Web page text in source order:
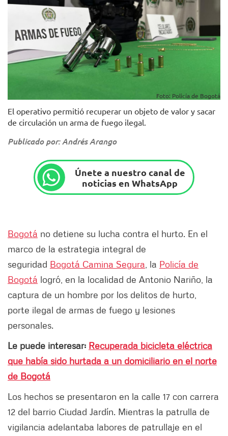
Foto: Policía de Bogotá
El operativo permitió recuperar un objeto de valor y sacar
de circulación un arma de fuego ilegal.
Publicado por: Andrés Arango
Únete a nuestro canal de
noticias en WhatsApp
Bogotá no detiene su lucha contra el hurto. En el
marco de la estrategia integral de
seguridad Bogotá Camina Segura , la Policía de
Bogotá logró, en la localidad de Antonio Nariño, la
captura de un hombre por los delitos de hurto,
porte ilegal de armas de fuego y lesiones
personales.
Le puede interesar: Recuperada bicicleta eléctrica
que había sido hurtada a un domiciliario en el norte
de Bogotá
Los hechos se presentaron en la calle 17 con carrera
12 del barrio Ciudad Jardín. Mientras la patrulla de
vigilancia adelantaba labores de patrullaje en el